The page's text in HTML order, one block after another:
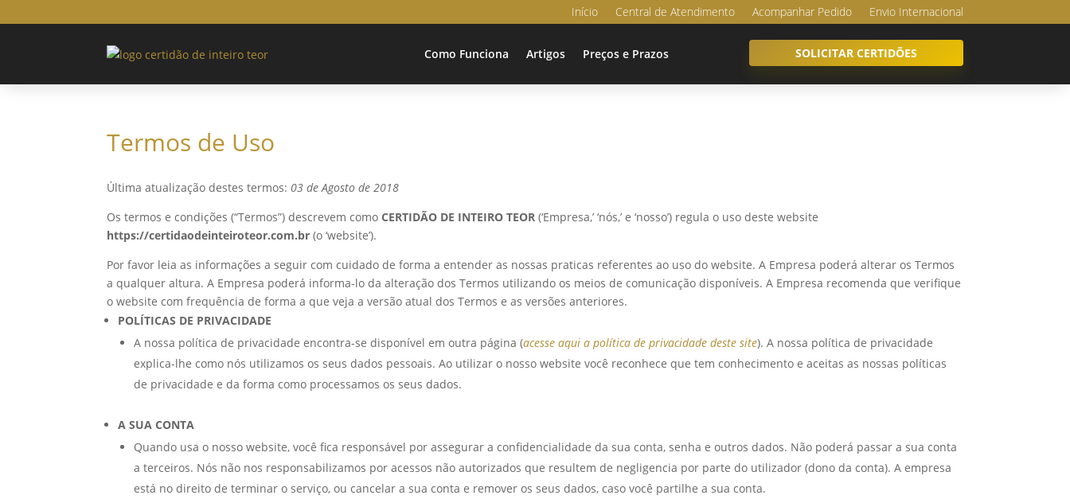
Início Central de Atendimento Acompanhar Pedido Envio Internacional
Como Funciona Artigos Preços e Prazos SOLICITAR CERTIDÕES
Termos de Uso
Última atualização destes termos: 03 de Agosto de 2018
Os termos e condições (“Termos”) descrevem comoCERTIDÃO DE INTEIRO TEOR (‘Empresa,’ ‘nós,’ e ‘nosso’) regula o uso deste website
https://certidaodeinteiroteor.com.br(o ‘website’).
Por favor leia as informações a seguir com cuidado de forma a entender as nossas praticas referentes ao uso do website. A Empresa poderá alterar os Termos
a qualquer altura. A Empresa poderá informa-lo da alteração dos Termos utilizando os meios de comunicação disponíveis. A Empresa recomenda que verifique
o website com frequência de forma a que veja a versão atual dos Termos e as versões anteriores.
POLÍTICAS DE PRIVACIDADE
A nossa política de privacidade encontra-se disponível em outra página (acesse aqui a política de privacidade deste site). A nossa política de privacidade
explica-lhe como nós utilizamos os seus dados pessoais. Ao utilizar o nosso website você reconhece que tem conhecimento e aceitas as nossas políticas
de privacidade e da forma como processamos os seus dados.
A SUA CONTA
Quando usa o nosso website, você fica responsável por assegurar a confidencialidade da sua conta, senha e outros dados. Não poderá passar a sua conta
a terceiros. Nós não nos responsabilizamos por acessos não autorizados que resultem de negligencia por parte do utilizador (dono da conta). A empresa
está no direito de terminar o serviço, ou cancelar a sua conta e remover os seus dados, caso você partilhe a sua conta.